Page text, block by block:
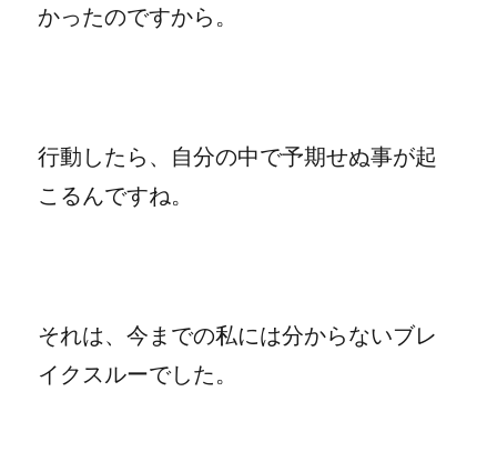
かったのですから。
行動したら、自分の中で予期せぬ事が起
こるんですね。
それは、今までの私には分からないブレ
イクスルーでした。